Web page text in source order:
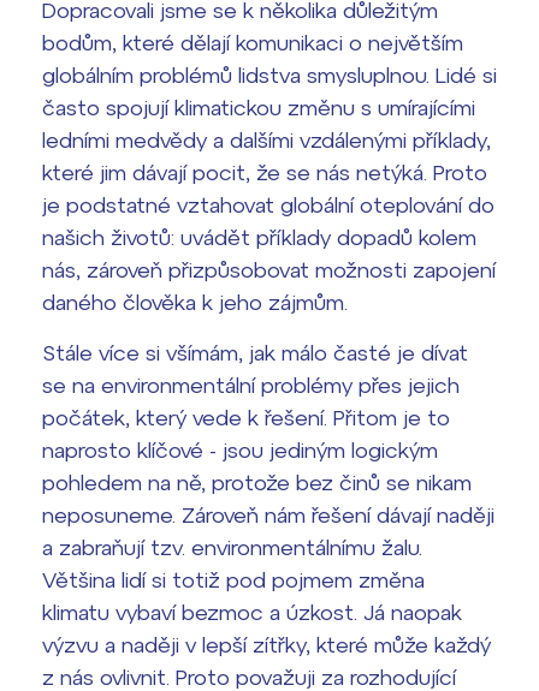
Dopracovali jsme se k několika důležitým
bodům, které dělají komunikaci o největším
globálním problémů lidstva smysluplnou. Lidé si
často spojují klimatickou změnu s umírajícími
ledními medvědy a dalšími vzdálenými příklady,
které jim dávají pocit, že se nás netýká. Proto
je podstatné vztahovat globální oteplování do
našich životů: uvádět příklady dopadů kolem
nás, zároveň přizpůsobovat možnosti zapojení
daného člověka k jeho zájmům.
Stále více si všímám, jak málo časté je dívat
se na environmentální problémy přes jejich
počátek, který vede k řešení. Přitom je to
naprosto klíčové - jsou jediným logickým
pohledem na ně, protože bez činů se nikam
neposuneme. Zároveň nám řešení dávají naději
a zabraňují tzv. environmentálnímu žalu.
Většina lidí si totiž pod pojmem změna
klimatu vybaví bezmoc a úzkost. Já naopak
výzvu a naději v lepší zítřky, které může každý
z nás ovlivnit. Proto považuji za rozhodující